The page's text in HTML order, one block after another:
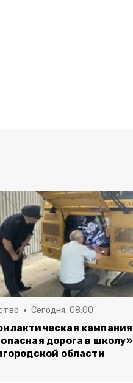
Сегодня, 08:00
кампания
дорога в
области